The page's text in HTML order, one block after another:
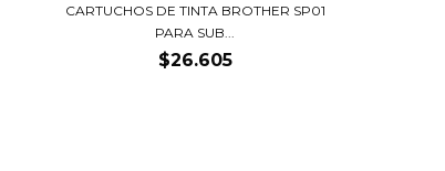
CARTUCHOS DE TINTA BROTHER SP01
PARA SUB...
$26.605